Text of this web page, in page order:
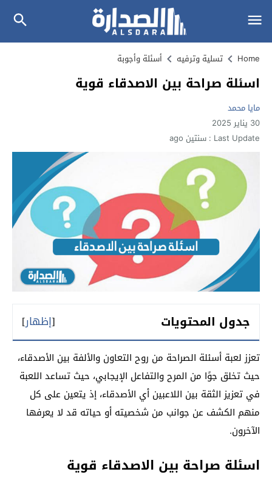
Home تسلية وترفيه أسئلة وأجوبة
اسئلة صراحة بين الاصدقاء قوية
مايا محمد
30 يناير 2025
Last Update : سنتين ago
جدول المحتويات [إظهار]
تعزز لعبة أسئلة الصراحة من روح التعاون والألفة بين الأصدقاء،
حيث تخلق جوًا من المرح والتفاعل الإيجابي، حيث تساعد اللعبة
في تعزيز الثقة بين اللاعبين أي الأصدقاء، إذ يتعين على كل
منهم الكشف عن جوانب من شخصيته أو حياته قد لا يعرفها
الآخرون.
اسئلة صراحة بين الاصدقاء قوية